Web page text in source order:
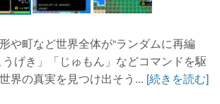
や町など世界全体が“ランダムに再編
うげき」「じゅもん」などコマンドを駆
界の真実を見つけ出そう... [続きを読む]